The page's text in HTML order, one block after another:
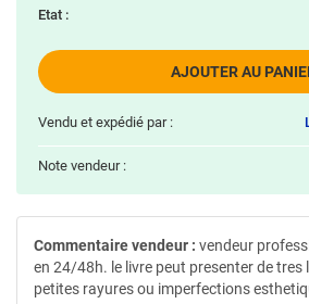
AJOUTER AU
Etat :
Vendu et expédié par :
Note vendeur :
Commentaire vendeur : vendeur
en 24/48h. le livre peut presenter de tres
petites rayures ou imperfections